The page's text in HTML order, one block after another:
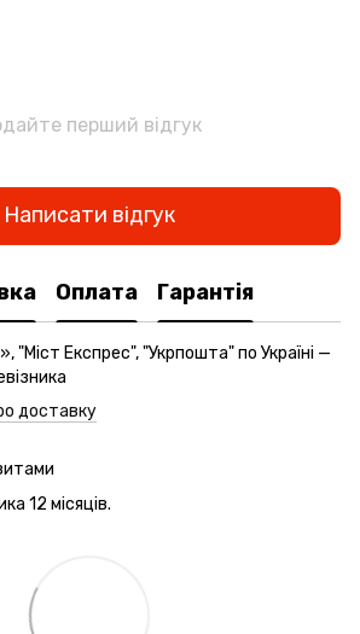
перший відгук
Написати відгук
Оплата Гарантія
Експрес", "Укрпошта" по Україні —
доставку
12 місяців.